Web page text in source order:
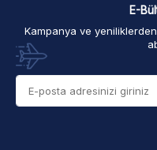
E-
Kampanya ve